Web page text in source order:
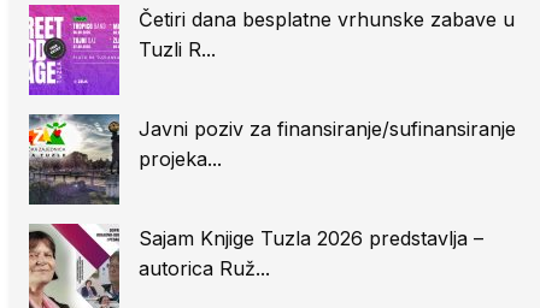
Četiri dana besplatne vrhunske zabave u
Tuzli R...
Javni poziv za finansiranje/sufinansiranje
projeka...
Sajam Knjige Tuzla 2026 predstavlja –
autorica Ruž...